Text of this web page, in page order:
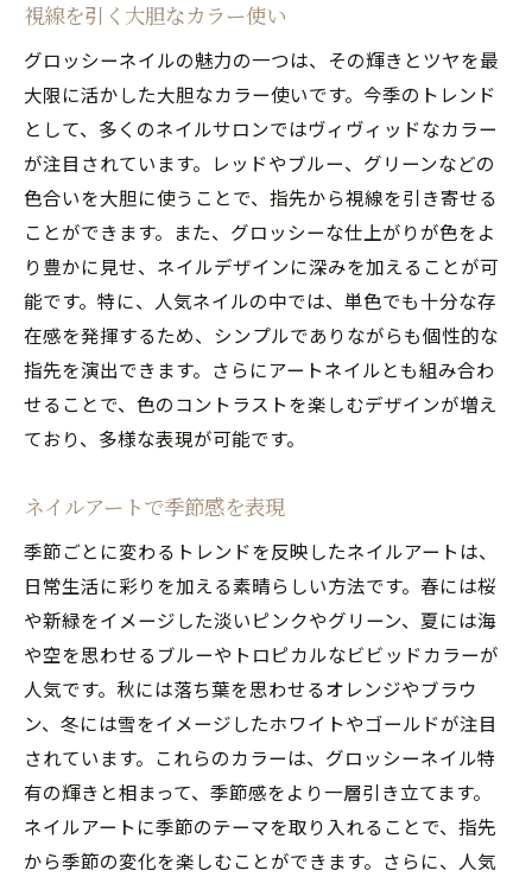
視線を引く大胆なカラー使い
グロッシーネイルの魅力の一つは、その輝きとツヤを最
大限に活かした大胆なカラー使いです。今季のトレンド
として、多くのネイルサロンではヴィヴィッドなカラー
が注目されています。レッドやブルー、グリーンなどの
色合いを大胆に使うことで、指先から視線を引き寄せる
ことができます。また、グロッシーな仕上がりが色をよ
り豊かに見せ、ネイルデザインに深みを加えることが可
能です。特に、人気ネイルの中では、単色でも十分な存
在感を発揮するため、シンプルでありながらも個性的な
指先を演出できます。さらにアートネイルとも組み合わ
せることで、色のコントラストを楽しむデザインが増え
ており、多様な表現が可能です。
ネイルアートで季節感を表現
季節ごとに変わるトレンドを反映したネイルアートは、
日常生活に彩りを加える素晴らしい方法です。春には桜
や新緑をイメージした淡いピンクやグリーン、夏には海
や空を思わせるブルーやトロピカルなビビッドカラーが
人気です。秋には落ち葉を思わせるオレンジやブラウ
ン、冬には雪をイメージしたホワイトやゴールドが注目
されています。これらのカラーは、グロッシーネイル特
有の輝きと相まって、季節感をより一層引き立てます。
ネイルアートに季節のテーマを取り入れることで、指先
から季節の変化を楽しむことができます。さらに、人気